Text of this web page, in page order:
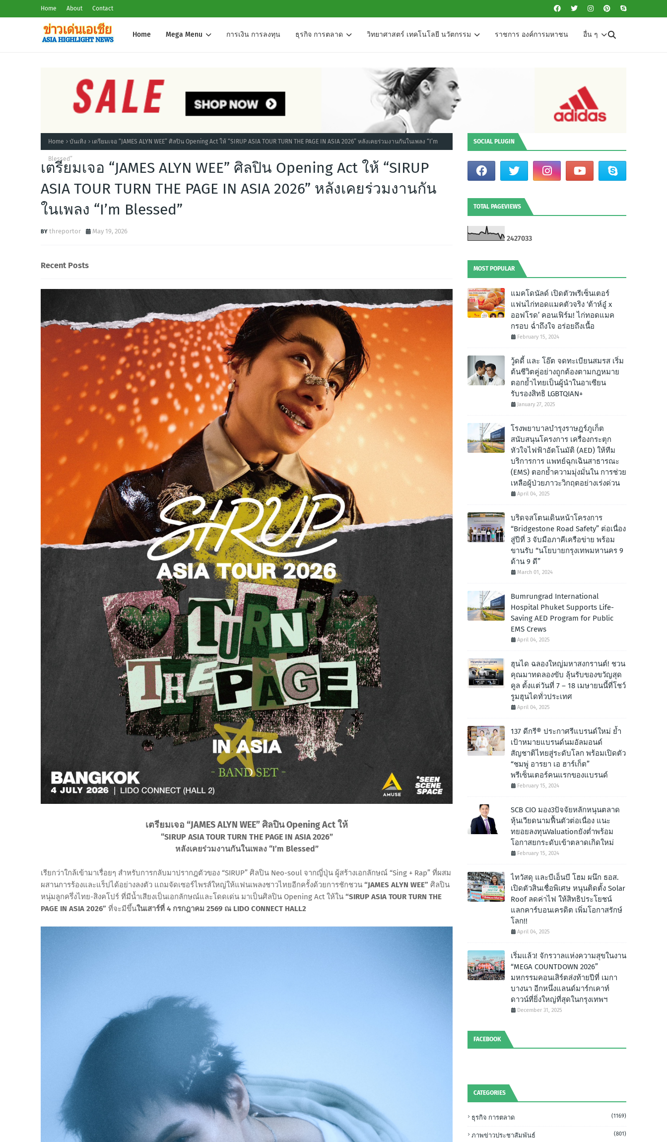
Home About Contact
Home Mega Menu การเงิน การลงทุน ธุรกิจ การตลาด วิทยาศาสตร์ เทคโนโลยี นวัตกรรม ราชการ องค์การมหาชน อื่น ๆ
Home บันเทิง เตรียมเจอ “JAMES ALYN WEE” ศิลปิน Opening Act ให้ “SIRUP ASIA TOUR TURN THE PAGE IN ASIA 2026” หลังเคยร่วมงานกันในเพลง “I’m
Blessed”
เตรียมเจอ “JAMES ALYN WEE” ศิลปิน Opening Act ให้ “SIRUP
ASIA TOUR TURN THE PAGE IN ASIA 2026” หลังเคยร่วมงานกัน
ในเพลง “I’m Blessed”
threportor May 19, 2026
Recent Posts
เตรียมเจอ “JAMES ALYN WEE” ศิลปิน Opening Act ให้
“SIRUP ASIA TOUR TURN THE PAGE IN ASIA 2026”
หลังเคยร่วมงานกันในเพลง “I’m Blessed”
เรียกว่าใกล้เข้ามาเรื่อยๆ สำหรับการกลับมาปรากฎตัวของ “SIRUP” ศิลปิน Neo-soul จากญี่ปุ่น ผู้สร้างเอกลักษณ์ “Sing + Rap” ที่ผสม
ผสานการร้องและแร็ปได้อย่างลงตัว แถมจัดเซอร์ไพรส์ใหญ่ให้แฟนเพลงชาวไทยอีกครั้งด้วยการชักชวน “JAMES ALYN WEE” ศิลปิน
หนุ่มลูกครึ่งไทย-สิงคโปร์ ที่มีน้ำเสียงเป็นเอกลักษณ์และโดดเด่น มาเป็นศิลปิน Opening Act ให้ใน “SIRUP ASIA TOUR TURN THE
PAGE IN ASIA 2026” ที่จะมีขึ้นในเสาร์ที่ 4 กรกฎาคม 2569 ณ LIDO CONNECT HALL2
SOCIAL PLUGIN
TOTAL PAGEVIEWS
2427033
MOST POPULAR
แมคโดนัลด์ เปิดตัวพรีเซ็นเตอร์
แฟนไก่ทอดแมคตัวจริง ‘ต้าห์อู๋ x
ออฟโรด’ คอนเฟิร์ม! ไก่ทอดแมค
กรอบ ฉํ่าถึงใจ อร่อยถึงเนื้อ
February 15, 2024
วู้ดดี้ และ โอ๊ต จดทะเบียนสมรส เริ่ม
ต้นชีวิตคู่อย่างถูกต้องตามกฎหมาย
ตอกย้ำไทยเป็นผู้นำในอาเซียน
รับรองสิทธิ LGBTQIAN+
January 27, 2025
โรงพยาบาลบำรุงราษฎร์ภูเก็ต
สนับสนุนโครงการ เครื่องกระตุก
หัวใจไฟฟ้าอัตโนมัติ (AED) ให้ทีม
บริการการ แพทย์ฉุกเฉินสาธารณะ
(EMS) ตอกย้ำความมุ่งมั่นใน การช่วย
เหลือผู้ป่วยภาวะวิกฤตอย่างเร่งด่วน
April 04, 2025
บริดจสโตนเดินหน้าโครงการ
“Bridgestone Road Safety” ต่อเนื่อง
สู่ปีที่ 3 จับมือภาคีเครือข่าย พร้อม
ขานรับ “นโยบายกรุงเทพมหานคร 9
ด้าน 9 ดี”
March 01, 2024
Bumrungrad International
Hospital Phuket Supports Life-
Saving AED Program for Public
EMS Crews
April 04, 2025
ฮุนได ฉลองใหญ่มหาสงกรานต์! ชวน
คุณมาทดลองขับ ลุ้นรับของขวัญสุด
คูล ตั้งแต่วันที่ 7 – 18 เมษายนนี้ที่โชว์
รูมฮุนไดทั่วประเทศ
April 04, 2025
137 ดีกรี® ประกาศรีแบรนด์ใหม่ ย้ำ
เป้าหมายแบรนด์นมอัลมอนด์
สัญชาติไทยสู่ระดับโลก พร้อมเปิดตัว
“ชมพู่ อารยา เอ ฮาร์เก็ต”
พรีเซ็นเตอร์คนแรกของแบรนด์
February 15, 2024
SCB CIO มอง3ปัจจัยหลักหนุนตลาด
หุ้นเวียดนามฟื้นตัวต่อเนื่อง แนะ
ทยอยลงทุนValuationยังต่ำพร้อม
โอกาสยกระดับเข้าตลาดเกิดใหม่
February 15, 2024
ไทวัสดุ และบีเอ็นบี โฮม ผนึก ธอส.
เปิดตัวสินเชื่อพิเศษ หนุนติดตั้ง Solar
Roof ลดค่าไฟ ให้สิทธิประโยชน์
แลกคาร์บอนเครดิต เพิ่มโอกาสรักษ์
โลก!!
April 04, 2025
เริ่มแล้ว! จักรวาลแห่งความสุขในงาน
“MEGA COUNTDOWN 2026”
มหกรรมคอนเสิร์ตส่งท้ายปีที่ เมกา
บางนา อีกหนึ่งแลนด์มาร์กเคาท์
ดาวน์ที่ยิ่งใหญ่ที่สุดในกรุงเทพฯ
December 31, 2025
FACEBOOK
CATEGORIES
ธุรกิจ การตลาด (1169)
ภาพข่าวประชาสัมพันธ์ (801)